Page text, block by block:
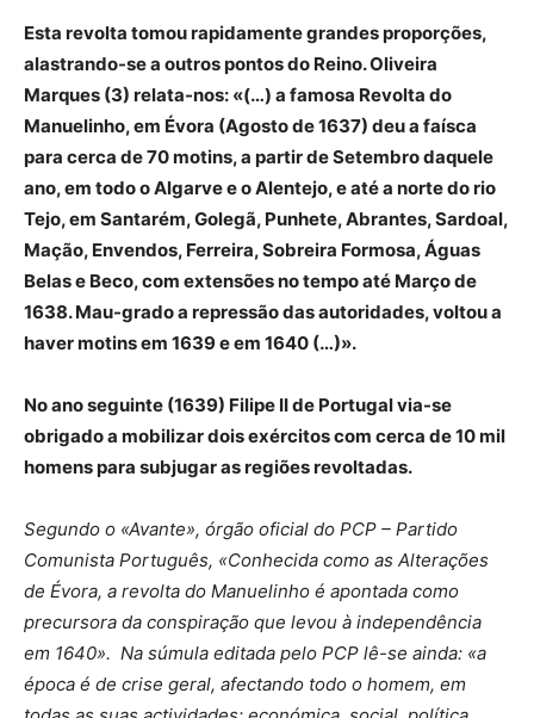
Esta revolta tomou rapidamente grandes proporções,
alastrando-se a outros pontos do Reino. Oliveira
Marques (3) relata-nos: «(…) a famosa Revolta do
Manuelinho, em Évora (Agosto de 1637) deu a faísca
para cerca de 70 motins, a partir de Setembro daquele
ano, em todo o Algarve e o Alentejo, e até a norte do rio
Tejo, em Santarém, Golegã, Punhete, Abrantes, Sardoal,
Mação, Envendos, Ferreira, Sobreira Formosa, Águas
Belas e Beco, com extensões no tempo até Março de
1638. Mau-grado a repressão das autoridades, voltou a
haver motins em 1639 e em 1640 (…)».
No ano seguinte (1639) Filipe II de Portugal via-se
obrigado a mobilizar dois exércitos com cerca de 10 mil
homens para subjugar as regiões revoltadas.
Segundo o «Avante», órgão oficial do PCP – Partido
Comunista Português, «Conhecida como as Alterações
de Évora, a revolta do Manuelinho é apontada como
precursora da conspiração que levou à independência
em 1640». Na súmula editada pelo PCP lê-se ainda: «a
época é de crise geral, afectando todo o homem, em